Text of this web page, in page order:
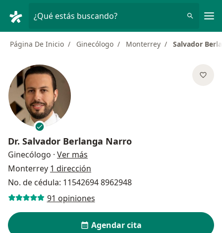
¿Qué estás buscando?
Página De Inicio Ginecólogo Monterrey Salvador
Dr. Salvador Berlanga Narro
Ginecólogo · Ver más
Monterrey 1 dirección
No. de cédula: 11542694 8962948
91 opiniones
Agendar cita